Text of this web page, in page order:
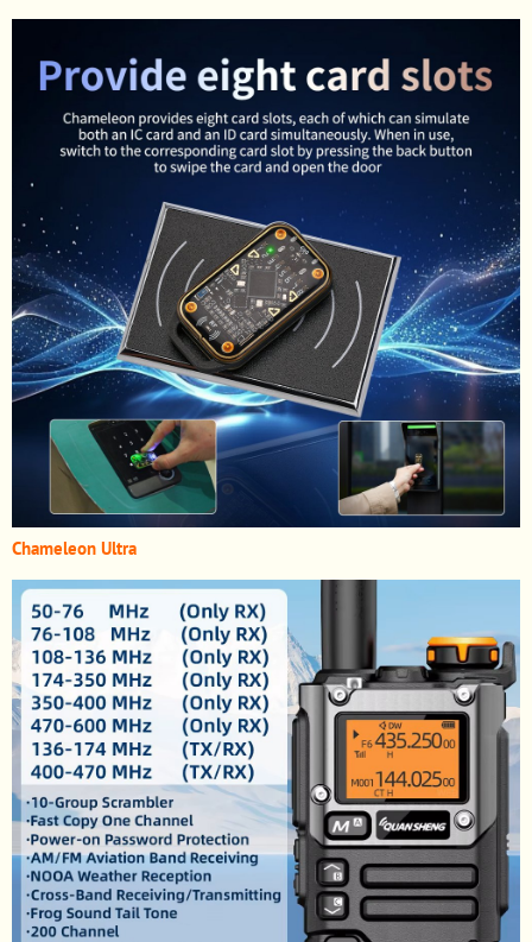
Chameleon Ultra